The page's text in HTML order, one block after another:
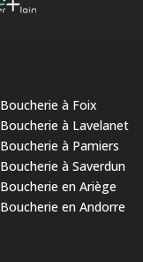
Boucherie à Foix
Boucherie à Lavelanet
Boucherie à Pamiers
Boucherie à Saverdun
Boucherie en Ariège
Boucherie en Andorre